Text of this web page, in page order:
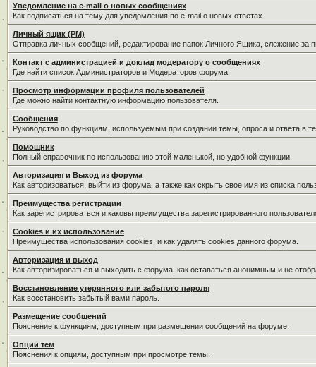
Уведомление на e-mail о новых сообщениях
Как подписаться на тему для уведомления по e-mail о новых ответах.
Личный ящик (PM)
Отправка личных сообщений, редактирование папок Личного Ящика, слежение
Контакт с администрацией и доклад модератору о сообщениях
Где найти список Администраторов и Модераторов форума.
Просмотр информации профиля пользователей
Где можно найти контактную информацию пользователя.
Сообщения
Руководство по функциям, используемым при создании темы, опроса и ответа в
Помощник
Полный справочник по использованию этой маленькой, но удобной функции.
Авторизация и Выход из форума
Как авторизоваться, выйти из форума, а также как скрыть свое имя из списка
Преимущества регистрации
Как зарегистрироваться и каковы преимущества зарегистрированного
Cookies и их использование
Преимущества использования cookies, и как удалять cookies данного форума.
Авторизация и выход
Как авторизироваться и выходить с форума, как оставаться анонимным и не
Восстановление утерянного или забытого пароля
Как восстановить забытый вами пароль.
Размещение сообщений
Пояснение к функциям, доступным при размещении сообщений на форуме.
Опции тем
Пояснения к опциям, доступным при просмотре темы.